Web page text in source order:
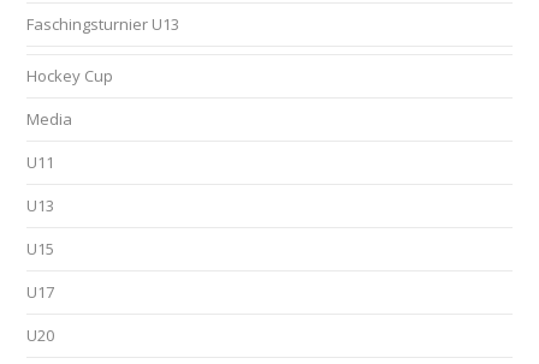
Faschingsturnier U13
Hockey Cup
Media
U11
U13
U15
U17
U20